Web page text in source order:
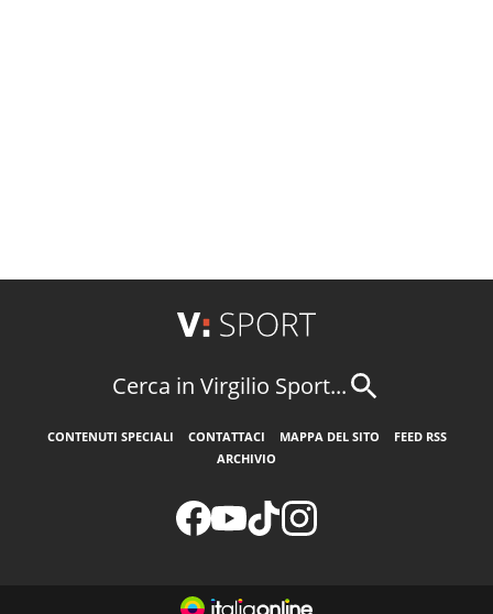
Cerca in Virgilio Sport...
CONTENUTI SPECIALI CONTATTACI MAPPA DEL SITO
FEED RSS
ARCHIVIO